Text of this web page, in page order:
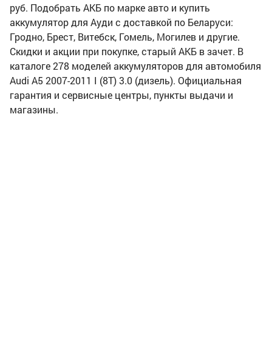
руб. Подобрать АКБ по марке авто и купить
аккумулятор для Ауди с доставкой по Беларуси:
Гродно, Брест, Витебск, Гомель, Могилев и другие.
Скидки и акции при покупке, старый АКБ в зачет. В
каталоге 278 моделей аккумуляторов для автомобиля
Audi A5 2007-2011 I (8T) 3.0 (дизель). Официальная
гарантия и сервисные центры, пункты выдачи и
магазины.